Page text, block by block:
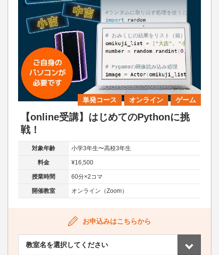
単発コース オンライン ゲーム
【online受講】はじめてのPythonに挑
戦！
対象年齢 小学3年生〜高校3年生
料金 ¥16,500
授業時間 60分×2コマ
開催教室 オンライン（Zoom）
お申込みはこちらから